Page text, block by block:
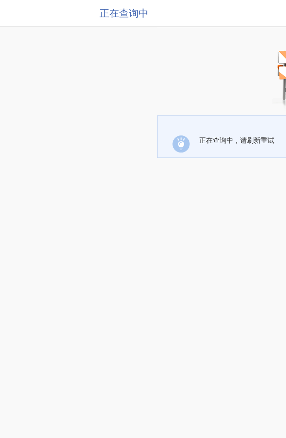
正在查询中
正在查询中，请刷新重试